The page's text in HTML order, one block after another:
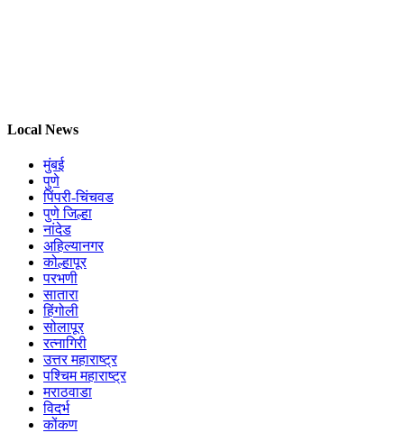
Local News
मुंबई
पुणे
पिंपरी-चिंचवड
पुणे जिल्हा
नांदेड
अहिल्यानगर
कोल्हापूर
परभणी
सातारा
हिंगोली
सोलापूर
रत्नागिरी
उत्तर महाराष्ट्र
पश्चिम महाराष्ट्र
मराठवाडा
विदर्भ
कोंकण